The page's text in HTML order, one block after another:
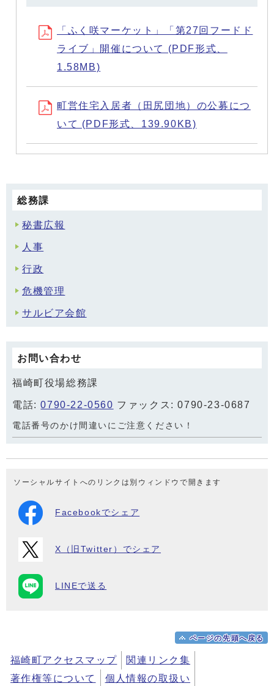
「ふく咲マーケット」「第27回フードド
ライブ」開催について (PDF形式、
1.58MB)
町営住宅入居者（田尻団地）の公募につ
いて (PDF形式、139.90KB)
総務課
秘書広報
人事
行政
危機管理
サルビア会館
お問い合わせ
福崎町役場総務課
電話:0790-22-0560 ファックス: 0790-23-0687
電話番号のかけ間違いにご注意ください！
ソーシャルサイトへのリンクは別ウィンドウで開きます
Facebookでシェア
X（旧Twitter）でシェア
LINEで送る
ページの先頭へ戻る
福崎町アクセスマップ
関連リンク集
著作権等について
個人情報の取扱い